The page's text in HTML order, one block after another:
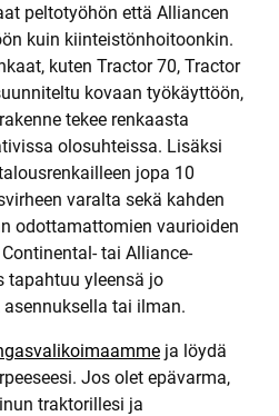
peltotyöhön että Alliancen
kuin kiinteistönhoitoonkin.
kuten Tractor 70, Tractor
kovaan työkäyttöön,
tekee renkaasta
olosuhteissa. Lisäksi
jopa 10
varalta sekä kahden
odottamattomien vaurioiden
tai Alliance-
tapahtuu yleensä jo
tai ilman.
ja löydä
Jos olet epävarma,
traktorillesi ja